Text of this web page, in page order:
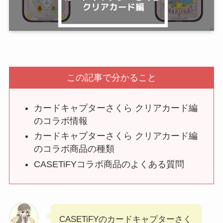
この記事で分かること
カードキャプターさくら クリアカード編
のコラボ情報
カードキャプターさくら クリアカード編
のコラボ商品の種類
CASETiFYコラボ商品のよくある質問
CASETiFYのカードキャプターさく